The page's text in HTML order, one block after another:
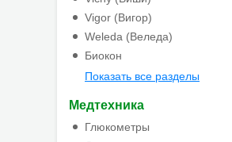
Vigor (Вигор)
Weleda (Веледа)
Биокон
Показать все разделы
Медтехника
Глюкометры